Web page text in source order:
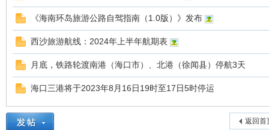
《海南环岛旅游公路自驾指南（1.0版）》发布
西沙旅游航线：2024年上半年航期表
月底，铁路轮渡南港（海口市）、北港（徐闻县）停航3天
海口三港将于2023年8月16日19时至17日5时停运
返回首